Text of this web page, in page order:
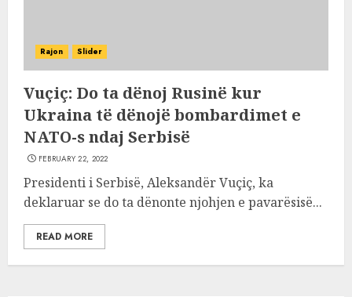
Rajon Slider
Vuçiç: Do ta dënoj Rusinë kur
Ukraina të dënojë bombardimet e
NATO-s ndaj Serbisë
FEBRUARY 22, 2022
Presidenti i Serbisë, Aleksandër Vuçiç, ka
deklaruar se do ta dënonte njohjen e pavarësisë...
READ MORE